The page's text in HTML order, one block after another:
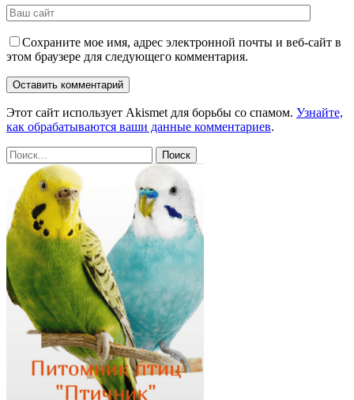
Сохраните мое имя, адрес электронной почты и веб-сайт в
этом браузере для следующего комментария.
Этот сайт использует Akismet для борьбы со спамом. Узнайте,
как обрабатываются ваши данные комментариев.